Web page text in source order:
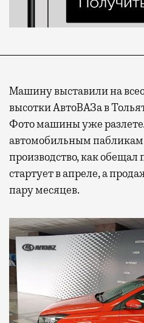
Машину выставили на
высотки АвтоВАЗа в
Фото машины уже
автомобильным
производство, как обещал
стартует в апреле, а
пару месяцев.